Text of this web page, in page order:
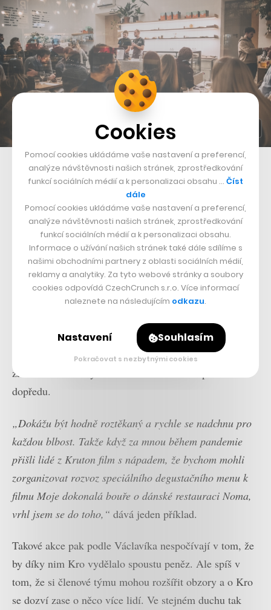
V kavárně Kro Coffee se pravidelně odehrávají gastronomické pop-up
„Během pauzy si dají všichni na směně společné jídlo,
odpočinou si, uklidí. Pro chod podniku je to moc
důležité, i když je někdy těžké hostům vysvětlovat, že si
teď hodinu nemůžou dát naše kuře,“usmívá se
Václavík.
Nadšení pro každý nový nápad
Vojtěch Václavík poukazuje na jednu svou vlastnost,
kterou sice přidělává svým kolegům práci navíc,
zároveň se ale díky ní značka Kro neustále posouvá
dopředu.
„Dokážu být hodně roztěkaný a rychle se nadchnu pro
každou blbost. Takže když za mnou během pandemie
přišli lidé z Kruton film s nápadem, že bychom mohli
zorganizovat rozvoz speciálního degustačního menu k
filmu Moje dokonalá bouře o dánské restauraci Noma,
vrhl jsem se do toho,“ dává jeden příklad.
Takové akce pak podle Václavíka nespočívají v tom, že
by díky nim Kro vydělalo spoustu peněz. Ale spíš v
tom, že si členové týmu mohou rozšířit obzory a o Kro
se dozví zase o něco více lidí. Ve stejném duchu tak
Cookies
Pomocí cookies ukládáme vaše nastavení a preferencí,
analýze návštěvnosti našich stránek, zprostředkování
funkcí sociálních médií a k personalizaci obsahu … Číst
dále
Pomocí cookies ukládáme vaše nastavení a preferencí,
analýze návštěvnosti našich stránek, zprostředkování
funkcí sociálních médií a k personalizaci obsahu.
Informace o užívání našich stránek také dále sdílíme s
našimi obchodními partnery z oblasti sociálních médií,
reklamy a analytiky. Za tyto webové stránky a soubory
cookies odpovídá CzechCrunch s.r.o. Více informací
naleznete na následujícím odkazu.
Nastavení Souhlasím
Pokračovat s nezbytnými cookies